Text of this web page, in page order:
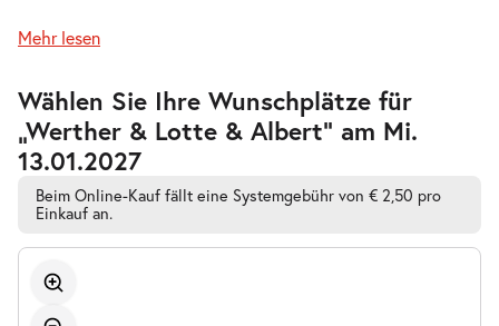
Werther & Lotte & Albert
18.12.2026
19:30 Uhr
Tickets
Werther & Lotte & Albert-
Mehr lesen
Wählen Sie Ihre Wunschplätze für
„Werther & Lotte & Albert” am Mi.
13.01.2027
Beim Online-Kauf fällt eine Systemgebühr von € 2,50 pro
Einkauf an.
Zur
barrierefreien
automatischen
Bestplatzwahl